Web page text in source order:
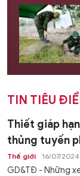
TIN TIÊU
Thiết giáp
thủng tuyến
Thế giới 16/07/
GD&TĐ - Những